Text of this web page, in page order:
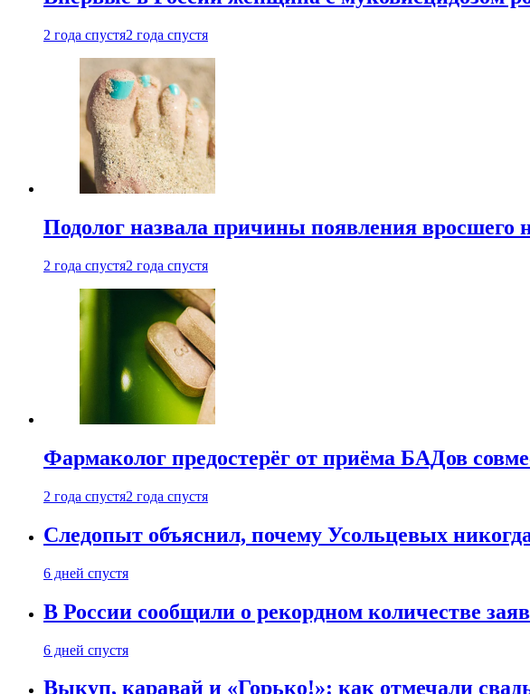
2 года спустя2 года спустя
Подолог назвала причины появления вросшего
2 года спустя2 года спустя
Фармаколог предостерёг от приёма БАДов
2 года спустя2 года спустя
Следопыт объяснил, почему Усольцевых
6 дней спустя
В России сообщили о рекордном количестве
6 дней спустя
Выкуп, каравай и «Горько!»: как отмечали